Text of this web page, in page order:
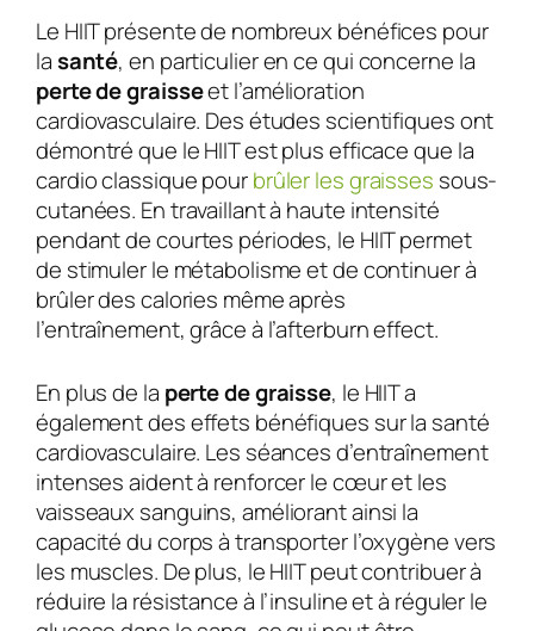
Le HIIT présente de nombreux bénéfices pour
lasanté, en particulier en ce qui concerne la
perte de graisseet l’amélioration
cardiovasculaire. Des études scientifiques ont
démontré que le HIIT est plus efficace que la
cardio classique pourbrûler les graisses sous-
cutanées. En travaillant à haute intensité
pendant de courtes périodes, le HIIT permet
de stimuler le métabolisme et de continuer à
brûler des calories même après
l’entraînement, grâce à l’afterburn effect.
En plus de la perte de graisse, le HIIT a
également des effets bénéfiques sur la santé
cardiovasculaire. Les séances d’entraînement
intenses aident à renforcer le cœur et les
vaisseaux sanguins, améliorant ainsi la
capacité du corps à transporter l’oxygène vers
les muscles. De plus, le HIIT peut contribuer à
réduire la résistance à l’insuline et à réguler le